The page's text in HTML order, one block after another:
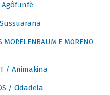
Agôfunfè
Sussuarana
MORELENBAUM E MORENO
/ Animakina
/ Cidadela